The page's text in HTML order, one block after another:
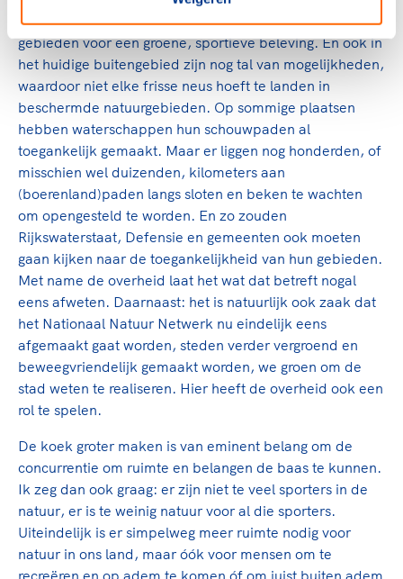
natuur met zeldzame soorten, maar wel fantastische
gebieden voor een groene, sportieve beleving. En ook in
het huidige buitengebied zijn nog tal van mogelijkheden,
waardoor niet elke frisse neus hoeft te landen in
beschermde natuurgebieden. Op sommige plaatsen
hebben waterschappen hun schouwpaden al
toegankelijk gemaakt. Maar er liggen nog honderden, of
misschien wel duizenden, kilometers aan
(boerenland)paden langs sloten en beken te wachten
om opengesteld te worden. En zo zouden
Rijkswaterstaat, Defensie en gemeenten ook moeten
gaan kijken naar de toegankelijkheid van hun gebieden.
Met name de overheid laat het wat dat betreft nogal
eens afweten. Daarnaast: het is natuurlijk ook zaak dat
het Nationaal Natuur Netwerk nu eindelijk eens
afgemaakt gaat worden, steden verder vergroend en
beweegvriendelijk gemaakt worden, we groen om de
stad weten te realiseren. Hier heeft de overheid ook een
rol te spelen.
De koek groter maken is van eminent belang om de
concurrentie om ruimte en belangen de baas te kunnen.
Ik zeg dan ook graag: er zijn niet te veel sporters in de
natuur, er is te weinig natuur voor al die sporters.
Uiteindelijk is er simpelweg meer ruimte nodig voor
natuur in ons land, maar óók voor mensen om te
recreëren en op adem te komen óf om juist buiten adem